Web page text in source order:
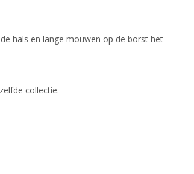
hals en lange mouwen op de borst het
collectie.